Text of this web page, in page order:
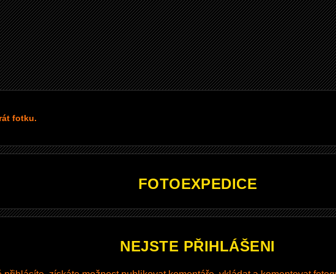
fotku.
FOTOEXPEDICE
NEJSTE PŘIHLÁŠENI